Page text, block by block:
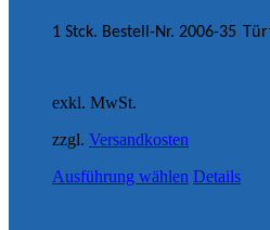
1 Stck. Bestell-Nr. 2006-35
exkl. MwSt.
zzgl. Versandkosten
Ausführung wählen Details